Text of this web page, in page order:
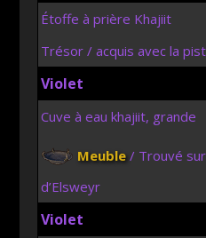
Étoffe à prière Khajiit
Trésor / acquis avec la
Violet
Cuve à eau khajiit, grande
Meuble / Trouvé
d’Elsweyr
Violet